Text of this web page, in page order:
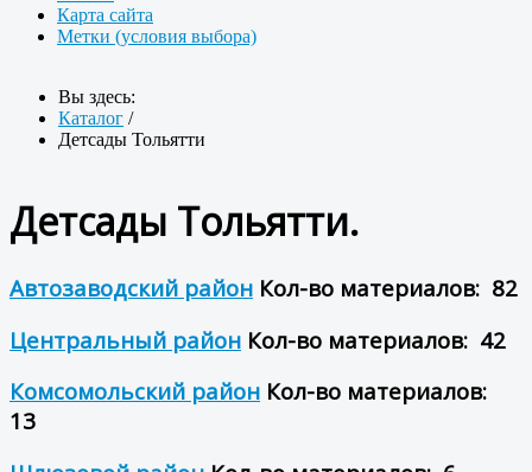
Карта сайта
Метки (условия выбора)
Вы здесь:
Каталог /
Детсады Тольятти
Детсады Тольятти.
Автозаводский район Кол-во материалов: 82
Центральный район Кол-во материалов: 42
Комсомольский район Кол-во материалов:
13